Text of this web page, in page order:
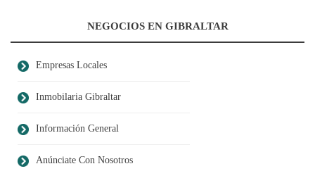
NEGOCIOS EN GIBRALTAR
Empresas Locales
Inmobilaria Gibraltar
Información General
Anúnciate Con Nosotros